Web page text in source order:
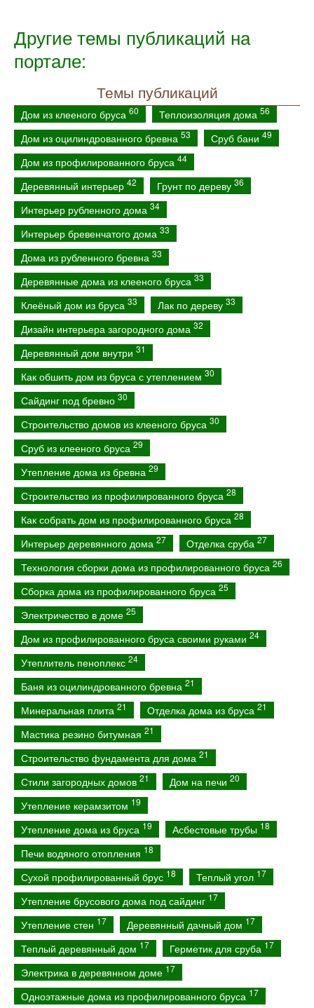
Другие темы публикаций на
портале:
Темы публикаций
Дом из клееного бруса 60 Теплоизоляция дома 56
Дом из оцилиндрованного бревна 53 Сруб бани 49
Дом из профилированного бруса 44
Деревянный интерьер 42 Грунт по дереву 36
Интерьер рубленного дома 34
Интерьер бревенчатого дома 33
Дома из рубленного бревна 33
Деревянные дома из клееного бруса 33
Клеёный дом из бруса 33 Лак по дереву 33
Дизайн интерьера загородного дома 32
Деревянный дом внутри 31
Как обшить дом из бруса с утеплением 30
Сайдинг под бревно 30
Строительство домов из клееного бруса 30
Сруб из клееного бруса 29
Утепление дома из бревна 29
Строительство из профилированного бруса 28
Как собрать дом из профилированного бруса 28
Интерьер деревянного дома 27 Отделка сруба 27
Технология сборки дома из профилированного бруса 26
Сборка дома из профилированного бруса 25
Электричество в доме 25
Дом из профилированного бруса своими руками 24
Утеплитель пеноплекс 24
Баня из оцилиндрованного бревна 21
Минеральная плита 21 Отделка дома из бруса 21
Мастика резино битумная 21
Строительство фундамента для дома 21
Стили загородных домов 21 Дом на печи 20
Утепление керамзитом 19
Утепление дома из бруса 19 Асбестовые трубы 18
Печи водяного отопления 18
Сухой профилированный брус 18 Теплый угол 17
Утепление брусового дома под сайдинг 17
Утепление стен 17 Деревянный дачный дом 17
Теплый деревянный дом 17 Герметик для сруба 17
Электрика в деревянном доме 17
Одноэтажные дома из профилированного бруса 17